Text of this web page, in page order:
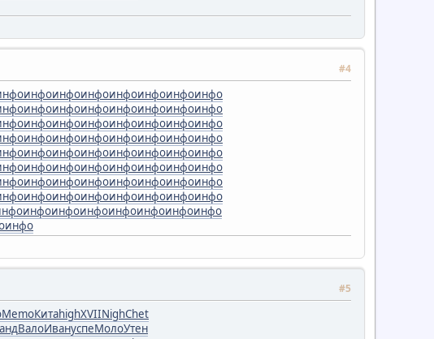
#4
инфоинфоинфоинфоинфоинфоинфо
инфоинфоинфоинфоинфоинфоинфо
инфоинфоинфоинфоинфоинфоинфо
инфоинфоинфоинфоинфоинфоинфо
инфоинфоинфоинфоинфоинфоинфо
инфоинфоинфоинфоинфоинфоинфо
инфоинфоинфоинфоинфоинфоинфо
инфоинфоинфоинфоинфоинфоинфо
инфоинфоинфоинфоинфоинфоинфо
инфо
#5
MemoКитаhighXVIINighChet
ВалоИвануспеМолоУтен